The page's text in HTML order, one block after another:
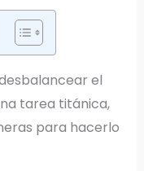
el
tarea titánica,
para hacerlo